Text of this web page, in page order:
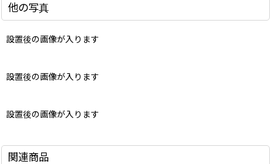
他の写真
設置後の画像が入ります
設置後の画像が入ります
設置後の画像が入ります
関連商品